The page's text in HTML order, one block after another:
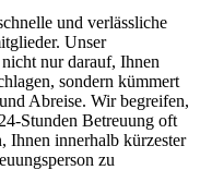
und verlässliche
Unser
nur darauf, Ihnen
sondern kümmert
Abreise. Wir begreifen,
Stunden Betreuung oft
Ihnen innerhalb kürzester
zu